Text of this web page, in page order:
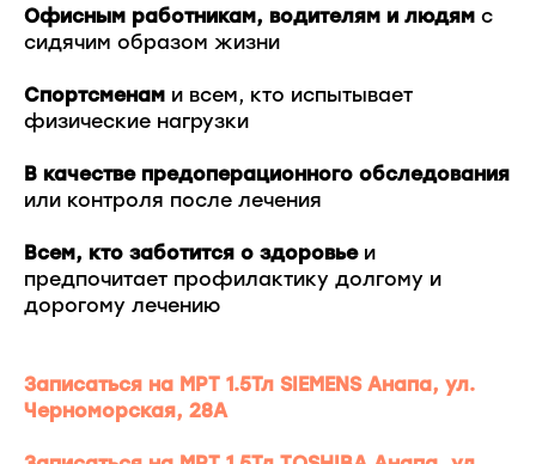
Офисным работникам, водителям и людям с
сидячим образом жизни
Спортсменам и всем, кто испытывает
физические нагрузки
В качестве предоперационного обследования
или контроля после лечения
Всем, кто заботится о здоровьеи
предпочитает профилактику долгому и
дорогому лечению
Записаться на МРТ 1.5Тл SIEMENS Анапа, ул.
Черноморская, 28А